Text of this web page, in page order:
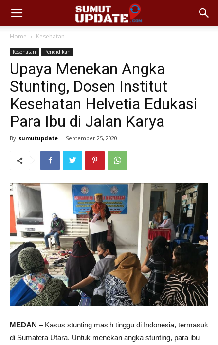
Home Kesehatan
Kesehatan Pendidikan
Upaya Menekan Angka
Stunting, Dosen Institut
Kesehatan Helvetia Edukasi
Para Ibu di Jalan Karya
By sumutupdate - September 25, 2020
MEDAN – Kasus stunting masih tinggu di Indonesia, termasuk
di Sumatera Utara. Untuk menekan angka stunting, para ibu